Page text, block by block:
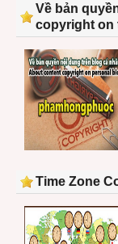
Về bản
copyright on
Time Zone